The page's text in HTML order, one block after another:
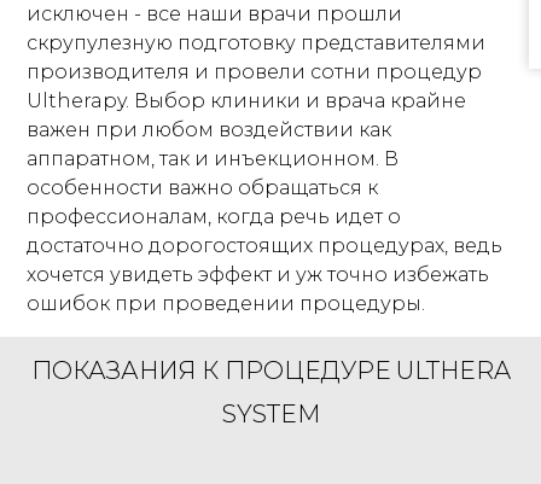
исключен - все наши врачи прошли
скрупулезную подготовку представителями
производителя и провели сотни процедур
Ultherapy. Выбор клиники и врача крайне
важен при любом воздействии как
аппаратном, так и инъекционном. В
особенности важно обращаться к
профессионалам, когда речь идет о
достаточно дорогостоящих процедурах, ведь
хочется увидеть эффект и уж точно избежать
ошибок при проведении процедуры.
ПОКАЗАНИЯ К ПРОЦЕДУРЕ ULTHERA
SYSTEM